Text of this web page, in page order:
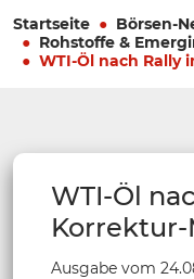
Startseite
Börsen-
Rohstoffe &
WTI-Öl nach Rally
WTI-Öl
Korrektur-
Ausgabe vom